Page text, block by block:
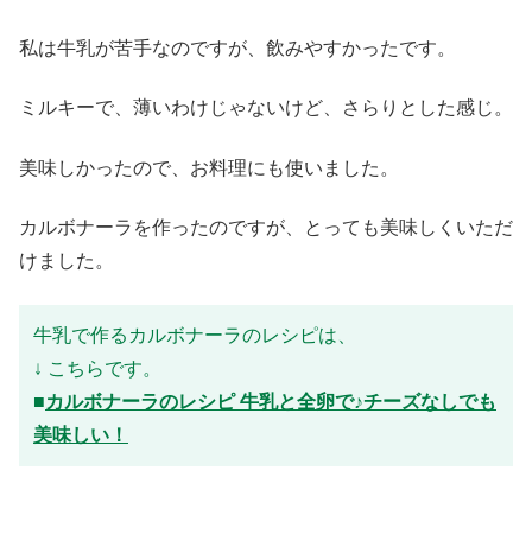
私は牛乳が苦手なのですが、飲みやすかったです。
ミルキーで、薄いわけじゃないけど、さらりとした感じ。
美味しかったので、お料理にも使いました。
カルボナーラを作ったのですが、とっても美味しくいただ
けました。
牛乳で作るカルボナーラのレシピは、
↓ こちらです。
■カルボナーラのレシピ 牛乳と全卵で♪チーズなしでも
美味しい！